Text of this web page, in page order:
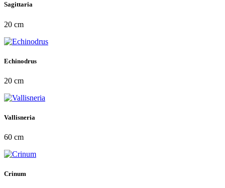
Sagittaria
20 cm
Echinodrus
20 cm
Vallisneria
60 cm
Crinum